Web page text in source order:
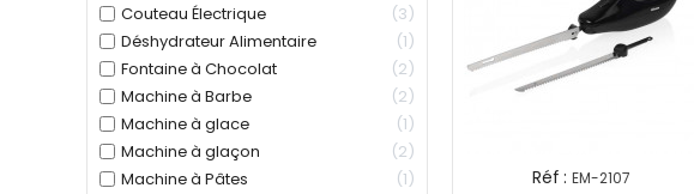
Couteau Électrique
3
Déshydrateur Alimentaire
1
Fontaine à Chocolat
2
Machine à Barbe
2
Machine à glace
1
Machine à glaçon
2
Machine à Pâtes
1
Réf : EM-2107